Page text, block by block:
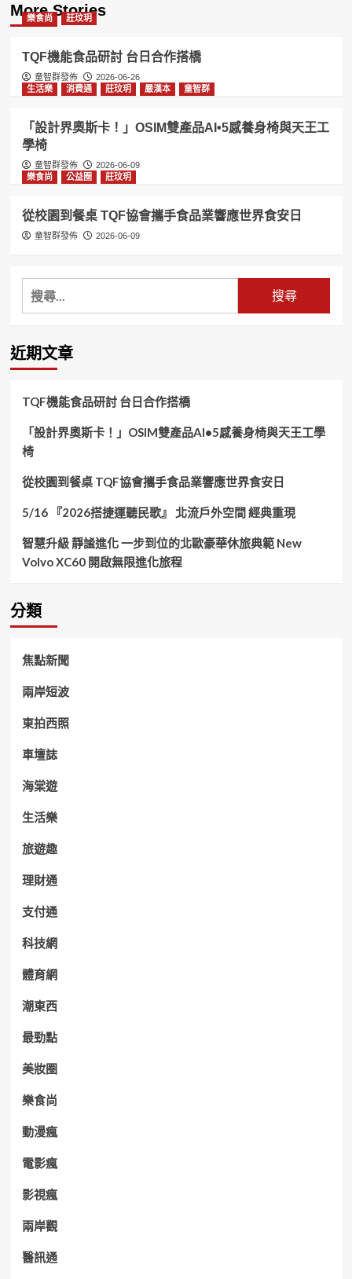
More Stories
樂食尚 莊玟玥
TQF機能食品研討 台日合作搭橋
童智群發佈
2026-06-26
生活樂
消費通 莊玟玥 嚴漢本 童智群
「設計界奧斯卡！」OSIM雙產品AI•5感養身椅與天王工
學椅
童智群發佈
2026-06-09
樂食尚
公益圈 莊玟玥
從校園到餐桌 TQF協會攜手食品業響應世界食安日
童智群發佈 2026-06-09
搜
尋
鍵
字:
近期文章
TQF機能食品研討 台日合作搭橋
「設計界奧斯卡！」OSIM雙產品AI•5感養身椅與天王工學
椅
從校園到餐桌 TQF協會攜手食品業響應世界食安日
5/16 『2026搭捷運聽民歌』 北流戶外空間 經典重現
智慧升級 靜謐進化 一步到位的北歐豪華休旅典範 New
Volvo XC60 開啟無限進化旅程
分類
焦點新聞
兩岸短波
東拍西照
車壇誌
海棠遊
生活樂
旅遊趣
理財通
支付通
科技網
體育網
潮東西
最勁點
美妝圈
樂食尚
動漫瘋
電影瘋
影視瘋
兩岸觀
醫訊通